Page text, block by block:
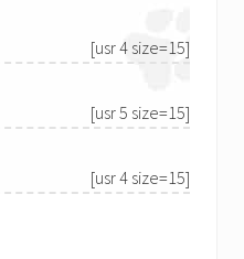
[usr 4 size=15]
[usr 5 size=15]
[usr 4 size=15]